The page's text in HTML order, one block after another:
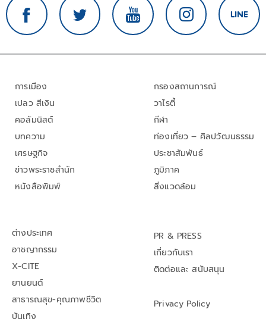
การเมือง
เปลว สีเงิน
คอลัมนิสต์
บทความ
เศรษฐกิจ
ข่าวพระราชสำนัก
หนังสือพิมพ์
กรองสถานการณ์
วาไรตี้
กีฬา
ท่องเที่ยว – ศิลปวัฒนธรรม
ประชาสัมพันธ์
ภูมิภาค
สิ่งแวดล้อม
ต่างประเทศ
อาชญากรรม
X-CITE
ยานยนต์
สาธารณสุข-คุณภาพชีวิต
บันเทิง
PR & PRESS
เกี่ยวกับเรา
ติดต่อและ สนับสนุน
Privacy Policy